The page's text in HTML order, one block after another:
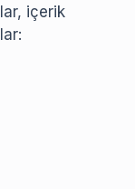
içerik